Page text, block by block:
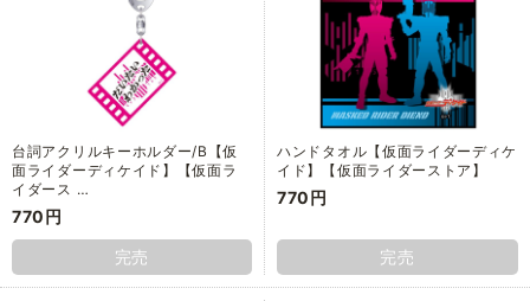
台詞アクリルキーホルダー/B【仮
面ライダーディケイド】【仮面ラ
イダース …
770円
完売
ハンドタオル【仮面ライダーディケ
イド】【仮面ライダーストア】
770円
完売